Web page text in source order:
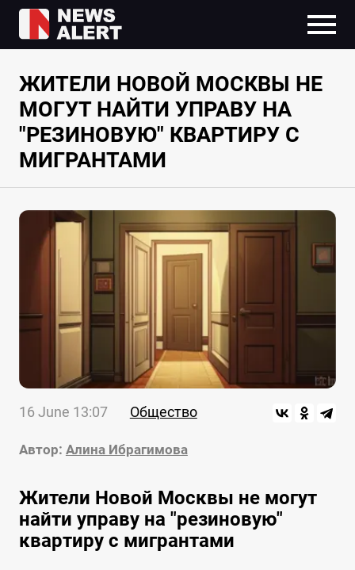
ЖИТЕЛИ НОВОЙ МОСКВЫ НЕ
МОГУТ НАЙТИ УПРАВУ НА
"РЕЗИНОВУЮ" КВАРТИРУ С
МИГРАНТАМИ
16 June 13:07 Общество
Автор: Алина Ибрагимова
Жители Новой Москвы не могут
найти управу на "резиновую"
квартиру с мигрантами